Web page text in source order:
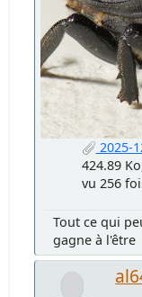
2025-
424.89
vu 256
Tout ce qui
gagne à l'être